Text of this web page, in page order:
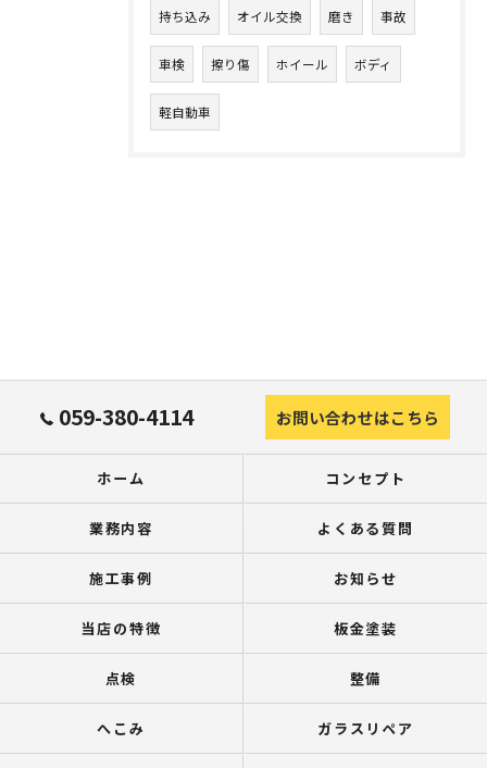
持ち込み オイル交換 磨き 事故
車検 擦り傷 ホイール ボディ
軽自動車
059-380-4114 お問い合わせはこちら
ホーム コンセプト
業務内容 よくある質問
施工事例 お知らせ
当店の特徴 板金塗装
点検 整備
へこみ ガラスリペア